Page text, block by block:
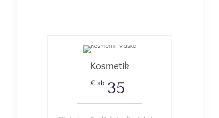
Kosmetik
€ ab 35